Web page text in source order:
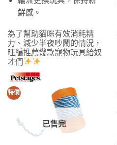
鮮感。
為了幫助貓咪有效消耗精
力、減少半夜吵鬧的情況，
旺編推薦幾款寵物玩具給奴
才們
特價
已售完